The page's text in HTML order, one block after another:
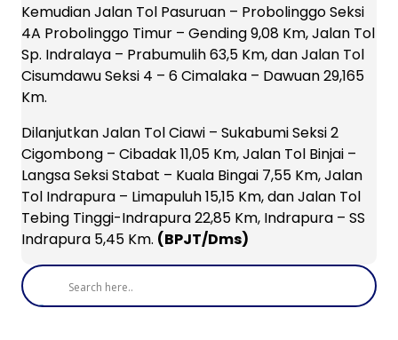
Kemudian Jalan Tol Pasuruan – Probolinggo Seksi
4A Probolinggo Timur – Gending 9,08 Km, Jalan Tol
Sp. Indralaya – Prabumulih 63,5 Km, dan Jalan Tol
Cisumdawu Seksi 4 – 6 Cimalaka – Dawuan 29,165
Km.
Dilanjutkan Jalan Tol Ciawi – Sukabumi Seksi 2
Cigombong – Cibadak 11,05 Km, Jalan Tol Binjai –
Langsa Seksi Stabat – Kuala Bingai 7,55 Km, Jalan
Tol Indrapura – Limapuluh 15,15 Km, dan Jalan Tol
Tebing Tinggi-Indrapura 22,85 Km, Indrapura – SS
Indrapura 5,45 Km. (BPJT/Dms)